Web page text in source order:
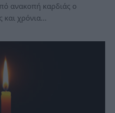
ανακοπή καρδιάς ο
και χρόνια…